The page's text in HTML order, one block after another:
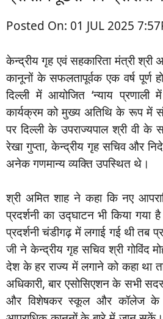
Posted On: 01 JUL 2025
केन्द्रीय गृह एवं सहकारिता मंत्री
कानूनों के सफलतापूर्वक एक वर्ष
दिल्ली में आयोजित ‘न्याय प्रणाली में
कार्यक्रम को मुख्य अतिथि के रूप में
पर दिल्ली के उपराज्यपाल श्री वी के
रेखा गुप्ता, केन्द्रीय गृह सचिव और
अनेक गणमान्य व्यक्ति उपस्थित थे।
श्री अमित शाह ने कहा कि नए
प्रदर्शनी का उद्घाटन भी किया
प्रदर्शनी चंडीगढ़ में लगाई गई थी तब
जी ने केन्द्रीय गृह सचिव श्री गोविंद
देश के हर राज्य में लगाने को कहा था
अधिकारी, बार एसोसिएशन के सभी
और विशेषकर स्कूल और कॉलेज के